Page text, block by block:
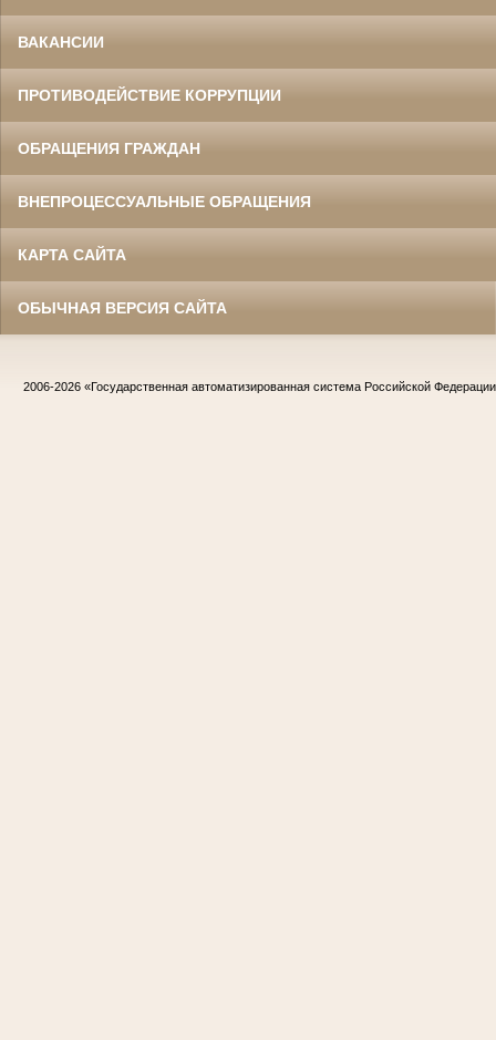
ВАКАНСИИ
ПРОТИВОДЕЙСТВИЕ КОРРУПЦИИ
ОБРАЩЕНИЯ ГРАЖДАН
ВНЕПРОЦЕССУАЛЬНЫЕ ОБРАЩЕНИЯ
КАРТА САЙТА
ОБЫЧНАЯ ВЕРСИЯ САЙТА
2006-2026 «Государственная автоматизированная система Российской